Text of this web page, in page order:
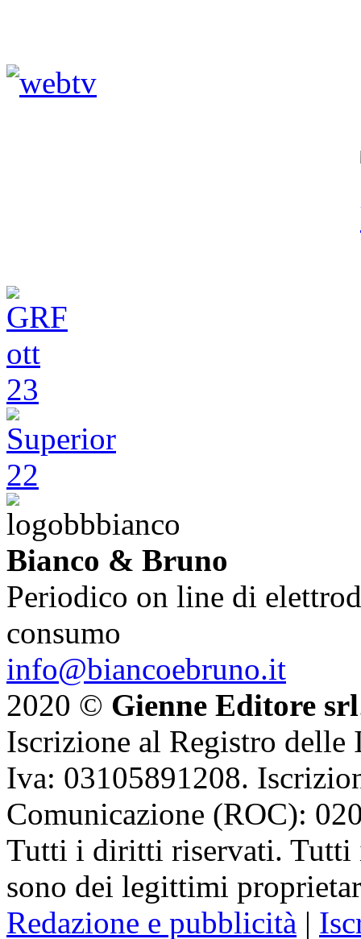
Bianco & Bruno
Periodico on line di
consumo
info@biancoebruno.it
2020 © Gienne Editore srl
Iscrizione al Registro delle
Iva: 03105891208.
Comunicazione (ROC):
Tutti i diritti riservati. Tutti
sono dei legittimi
Redazione e pubblicità |